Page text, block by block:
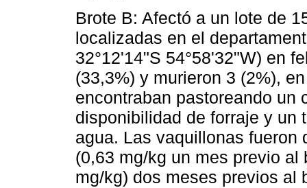
Brote B: Afectó a un lote de
localizadas en el
32°12'14"S 54°58'32"W) en
(33,3%) y murieron 3 (2%),
encontraban pastoreando un
disponibilidad de forraje y un
agua. Las vaquillonas fueron
(0,63 mg/kg un mes previo
mg/kg) dos meses previos al